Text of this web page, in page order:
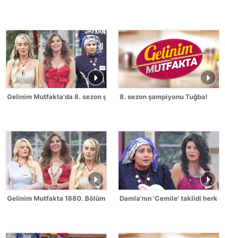
Gelinim Mutfakta'da 8. sezon şampiyonu kim oldu?
8. sezon şampiyonu Tuğba!
Gelinim Mutfakta 1880. Bölümde gün birincisi kim oldu?
Damla'nın 'Cemile' taklidi